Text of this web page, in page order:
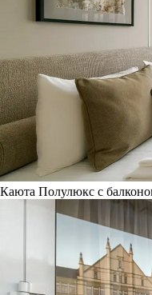
Каюта Полулюкс с